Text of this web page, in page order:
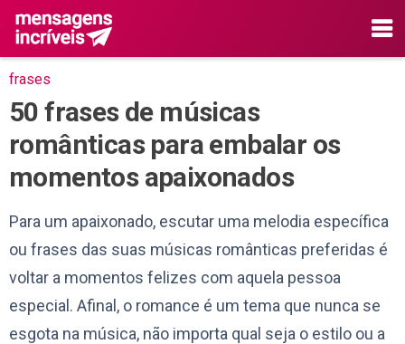
frases
50 frases de músicas
românticas para embalar os
momentos apaixonados
Para um apaixonado, escutar uma melodia específica
ou frases das suas músicas românticas preferidas é
voltar a momentos felizes com aquela pessoa
especial. Afinal, o romance é um tema que nunca se
esgota na música, não importa qual seja o estilo ou a